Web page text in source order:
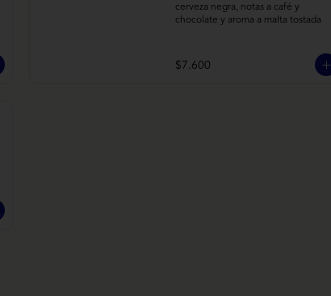
cerveza negra, notas a café y
chocolate y aroma a malta tostada
$7.600